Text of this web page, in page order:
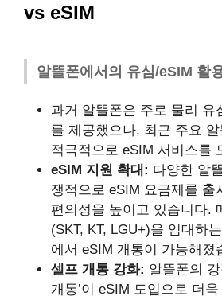
vs eSIM
알뜰폰에서의 유심/eSIM 활
과거 알뜰폰은 주로 물리 유
를 제공했으나, 최근 주요
적극적으로 eSIM 서비스를
eSIM 지원 확대: 다양한 알
쟁적으로 eSIM 요금제를 출
편의성을 높이고 있습니다.
(SKT, KT, LGU+)을 임대하
에서 eSIM 개통이 가능해졌
셀프 개통 강화: 알뜰폰의
개통’이 eSIM 도입으로 더